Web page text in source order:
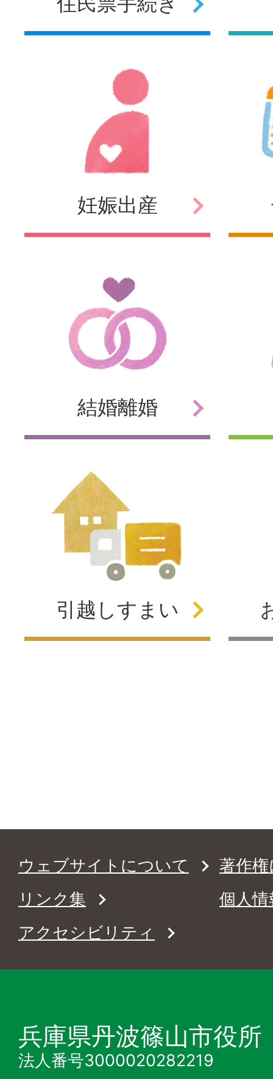
妊娠出産
結婚離婚
引越しすまい
ウェブサイトについて
著作
リンク集
個人
アクセシビリティ
兵庫県丹波篠山市役所
法人番号3000020282219